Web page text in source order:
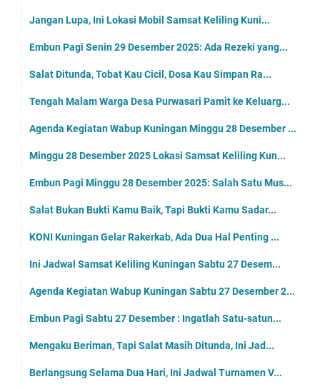
Jangan Lupa, Ini Lokasi Mobil Samsat Keliling Kuni...
Embun Pagi Senin 29 Desember 2025: Ada Rezeki yang...
Salat Ditunda, Tobat Kau Cicil, Dosa Kau Simpan Ra...
Tengah Malam Warga Desa Purwasari Pamit ke Keluarg...
Agenda Kegiatan Wabup Kuningan Minggu 28 Desember ...
Minggu 28 Desember 2025 Lokasi Samsat Keliling Kun...
Embun Pagi Minggu 28 Desember 2025: Salah Satu Mus...
Salat Bukan Bukti Kamu Baik, Tapi Bukti Kamu Sadar...
KONI Kuningan Gelar Rakerkab, Ada Dua Hal Penting ...
Ini Jadwal Samsat Keliling Kuningan Sabtu 27 Desem...
Agenda Kegiatan Wabup Kuningan Sabtu 27 Desember 2...
Embun Pagi Sabtu 27 Desember : Ingatlah Satu-satun...
Mengaku Beriman, Tapi Salat Masih Ditunda, Ini Jad...
Berlangsung Selama Dua Hari, Ini Jadwal Turnamen V...